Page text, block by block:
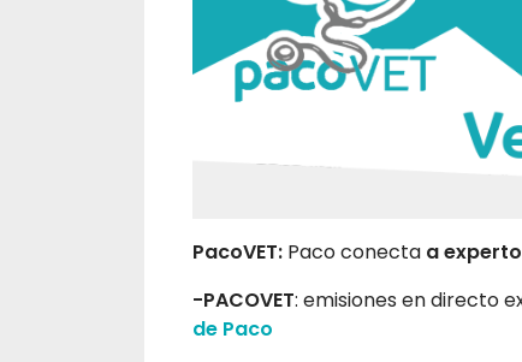
PacoVET: Paco conecta a
-PACOVET: emisiones en directo
de Paco